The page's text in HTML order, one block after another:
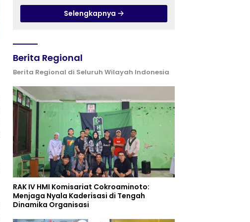
untuk Keluarga
Pahlawan dan Perintis
Kemerdekaan
Selengkapnya
Berita Regional
Berita Regional di Seluruh Wilayah Indonesia
RAK IV HMI Komisariat Cokroaminoto:
Menjaga Nyala Kaderisasi di Tengah
Dinamika Organisasi